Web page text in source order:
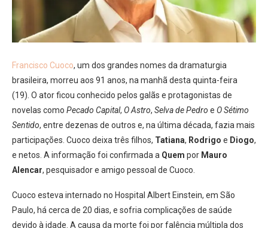
Francisco Cuoco, um dos grandes nomes da dramaturgia
brasileira, morreu aos 91 anos, na manhã desta quinta-feira
(19). O ator ficou conhecido pelos galãs e protagonistas de
novelas como Pecado Capital, O Astro, Selva de Pedro e O Sétimo
Sentido, entre dezenas de outros e, na última década, fazia mais
participações. Cuoco deixa três filhos, Tatiana, Rodrigo e Diogo,
e netos. A informação foi confirmada a Quem por Mauro
Alencar, pesquisador e amigo pessoal de Cuoco.
Cuoco esteva internado no Hospital Albert Einstein, em São
Paulo, há cerca de 20 dias, e sofria complicações de saúde
devido à idade. A causa da morte foi por falência múltipla dos